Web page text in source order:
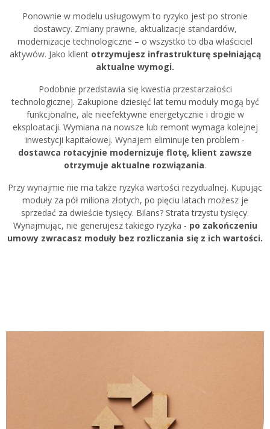
Ponownie w modelu usługowym to ryzyko jest po stronie
dostawcy. Zmiany prawne, aktualizacje standardów,
modernizacje technologiczne – o wszystko to dba właściciel
aktywów. Jako klient otrzymujesz infrastrukturę spełniającą
aktualne wymogi.
Podobnie przedstawia się kwestia przestarzałości
technologicznej. Zakupione dziesięć lat temu moduły mogą być
funkcjonalne, ale nieefektywne energetycznie i drogie w
eksploatacji. Wymiana na nowsze lub remont wymaga kolejnej
inwestycji kapitałowej. Wynajem eliminuje ten problem -
dostawca rotacyjnie modernizuje flotę, klient zawsze
otrzymuje aktualne rozwiązania.
Przy wynajmie nie ma także ryzyka wartości rezydualnej. Kupując
moduły za pół miliona złotych, po pięciu latach możesz je
sprzedać za dwieście tysięcy. Bilans? Strata trzystu tysięcy.
Wynajmując, nie generujesz takiego ryzyka - po zakończeniu
umowy zwracasz moduły bez rozliczania się z ich wartości.